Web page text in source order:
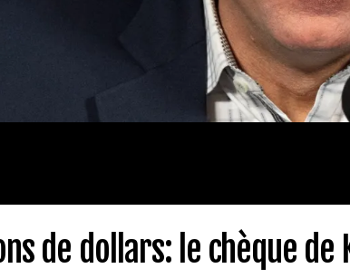
de dollars: le chèque